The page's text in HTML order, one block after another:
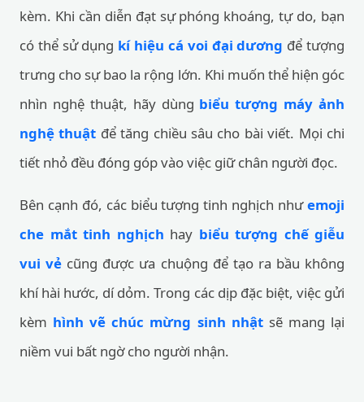
kèm. Khi cần diễn đạt sự phóng khoáng, tự do, bạn
có thể sử dụng kí hiệu cá voi đại dương để tượng
trưng cho sự bao la rộng lớn. Khi muốn thể hiện góc
nhìn nghệ thuật, hãy dùng biểu tượng máy ảnh
nghệ thuật để tăng chiều sâu cho bài viết. Mọi chi
tiết nhỏ đều đóng góp vào việc giữ chân người đọc.
Bên cạnh đó, các biểu tượng tinh nghịch nhưemoji
che mắt tinh nghịch hay biểu tượng chế giễu
vui vẻ cũng được ưa chuộng để tạo ra bầu không
khí hài hước, dí dỏm. Trong các dịp đặc biệt, việc gửi
kèm hình vẽ chúc mừng sinh nhậtsẽ mang lại
niềm vui bất ngờ cho người nhận.